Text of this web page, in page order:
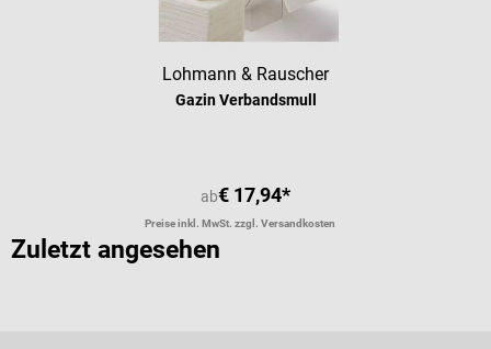
Lohmann & Rauscher
Gazin Verbandsmull
ab€ 17,94*
Preise inkl. MwSt. zzgl. Versandkosten
Zuletzt angesehen